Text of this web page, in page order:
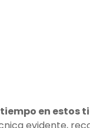
en estos
evidente,